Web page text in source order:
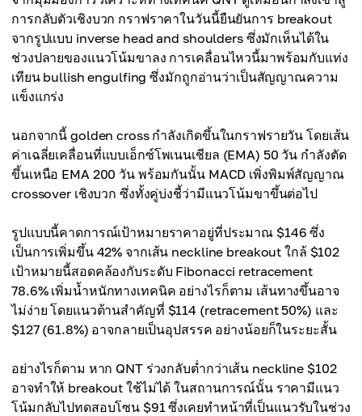
การกลับตัวเชิงบวก กราฟราคาในวันนี้ยืนยันการ breakout
จากรูปแบบ inverse head and shoulders ซึ่งมักเห็นได้ใน
ช่วงปลายของแนวโน้มขาลง การเคลื่อนไหวนี้มาพร้อมกับแท่ง
เทียน bullish engulfing ซึ่งมักถูกอ่านว่าเป็นสัญญาณความ
แข็งแกร่ง
นอกจากนี้ golden cross กำลังเกิดขึ้นในกราฟรายวัน โดยเส้น
ค่าเฉลี่ยเคลื่อนที่แบบเอ็กซ์โพเนนเชียล (EMA) 50 วัน กำลังตัด
ขึ้นเหนือ EMA 200 วัน พร้อมกันนั้น MACD เพิ่งพิมพ์สัญญาณ
crossover เชิงบวก ซึ่งทั้งคู่บ่งชี้ว่ามีแนวโน้มขาขึ้นต่อไป
รูปแบบนี้คาดการณ์เป้าหมายราคาอยู่ที่ประมาณ $146 ซึ่ง
เป็นการเพิ่มขึ้น 42% จากเส้น neckline breakout ใกล้ $102
เป้าหมายนี้สอดคล้องกับระดับ Fibonacci retracement
78.6% เพิ่มน้ำหนักทางเทคนิค อย่างไรก็ตาม เส้นทางขึ้นอาจ
ไม่ง่าย โดยแนวต้านสำคัญที่ $114 (retracement 50%) และ
$127 (61.8%) อาจกลายเป็นอุปสรรค อย่างน้อยก็ในระยะสั้น
อย่างไรก็ตาม หาก QNT ร่วงกลับต่ำกว่าเส้น neckline $102
อาจทำให้ breakout ใช้ไม่ได้ ในสถานการณ์นั้น ราคามีแนว
โน้มกลับไปทดสอบโซน $91 ซึ่งเคยทำหน้าที่เป็นแนวรับในช่วง